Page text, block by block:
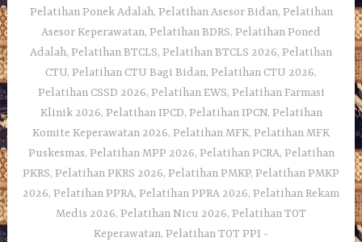
Pelatihan Ponek Adalah, Pelatihan Asesor Bidan, Pelatihan
Asesor Keperawatan, Pelatihan BDRS, Pelatihan Poned
Adalah, Pelatihan BTCLS, Pelatihan BTCLS 2026, Pelatihan
CTU, Pelatihan CTU Bagi Bidan, Pelatihan CTU 2026,
Pelatihan CSSD 2026, Pelatihan EWS, Pelatihan Farmasi
Klinik 2026, Pelatihan IPCD, Pelatihan IPCN, Pelatihan
Komite Keperawatan 2026, Pelatihan MFK, Pelatihan MFK
Puskesmas, Pelatihan MPP 2026, Pelatihan PCRA, Pelatihan
PKRS, Pelatihan PKRS 2026, Pelatihan PMKP, Pelatihan PMKP
2026, Pelatihan PPRA, Pelatihan PPRA 2026, Pelatihan Rekam
Medis 2026, Pelatihan Nicu 2026, Pelatihan TOT
Keperawatan, Pelatihan TOT PPI